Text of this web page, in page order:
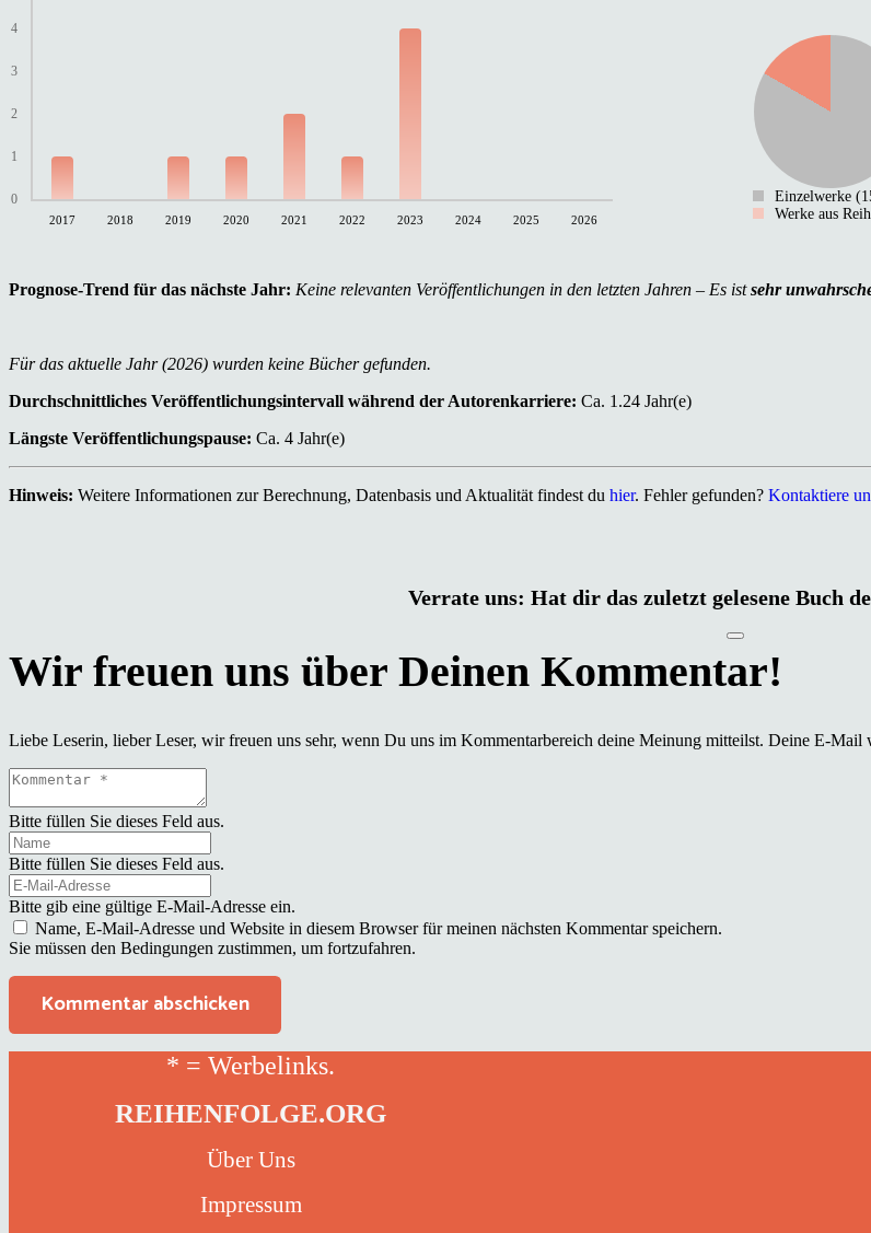
0
1
2
3
4
2017 2018 2019 2020 2021 2022 2023 2024 2025 2026
Einzelwerke
Werke aus
Prognose-Trend für das nächste Jahr: Keine relevanten Veröffentlichungen in den letzten Jahren – Es istsehr
Für das aktuelle Jahr (2026) wurden keine Bücher gefunden.
Durchschnittliches Veröffentlichungsintervall während der Autorenkarriere: Ca. 1.24 Jahr(e)
Längste Veröffentlichungspause: Ca. 4 Jahr(e)
Hinweis: Weitere Informationen zur Berechnung, Datenbasis und Aktualität findest du hier. Fehler gefunden? Kontaktiere
Verrate uns: Hat dir das zuletzt gelesene Buch
Liebe Leserin, lieber Leser, wir freuen uns sehr, wenn Du uns im Kommentarbereich deine Meinung mitteilst. Deine E-
Bitte füllen Sie dieses Feld aus.
Bitte füllen Sie dieses Feld aus.
Bitte gib eine gültige E-Mail-Adresse ein.
Name, E-Mail-Adresse und Website in diesem Browser für meinen nächsten Kommentar speichern.
Sie müssen den Bedingungen zustimmen, um fortzufahren.
Kommentar abschicken
* = Werbelinks.
REIHENFOLGE.ORG
Über Uns
Impressum